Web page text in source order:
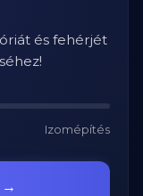
és fehérjét
Izomépítés
→